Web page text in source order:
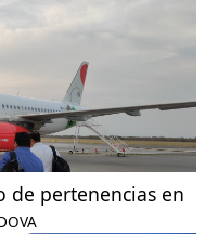
de pertenencias en